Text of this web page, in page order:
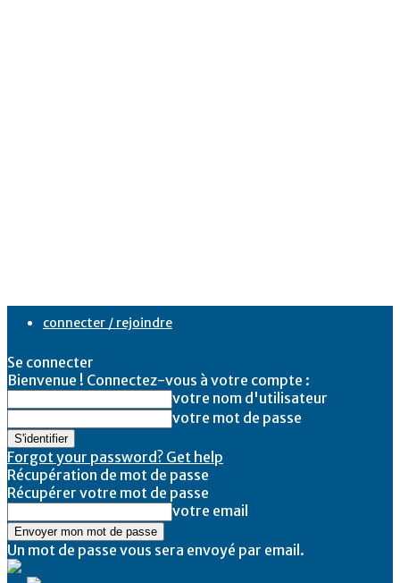
connecter / rejoindre
Se connecter
Bienvenue ! Connectez-vous à votre compte :
votre nom d'utilisateur
votre mot de passe
Forgot your password? Get help
Récupération de mot de passe
Récupérer votre mot de passe
votre email
Un mot de passe vous sera envoyé par email.